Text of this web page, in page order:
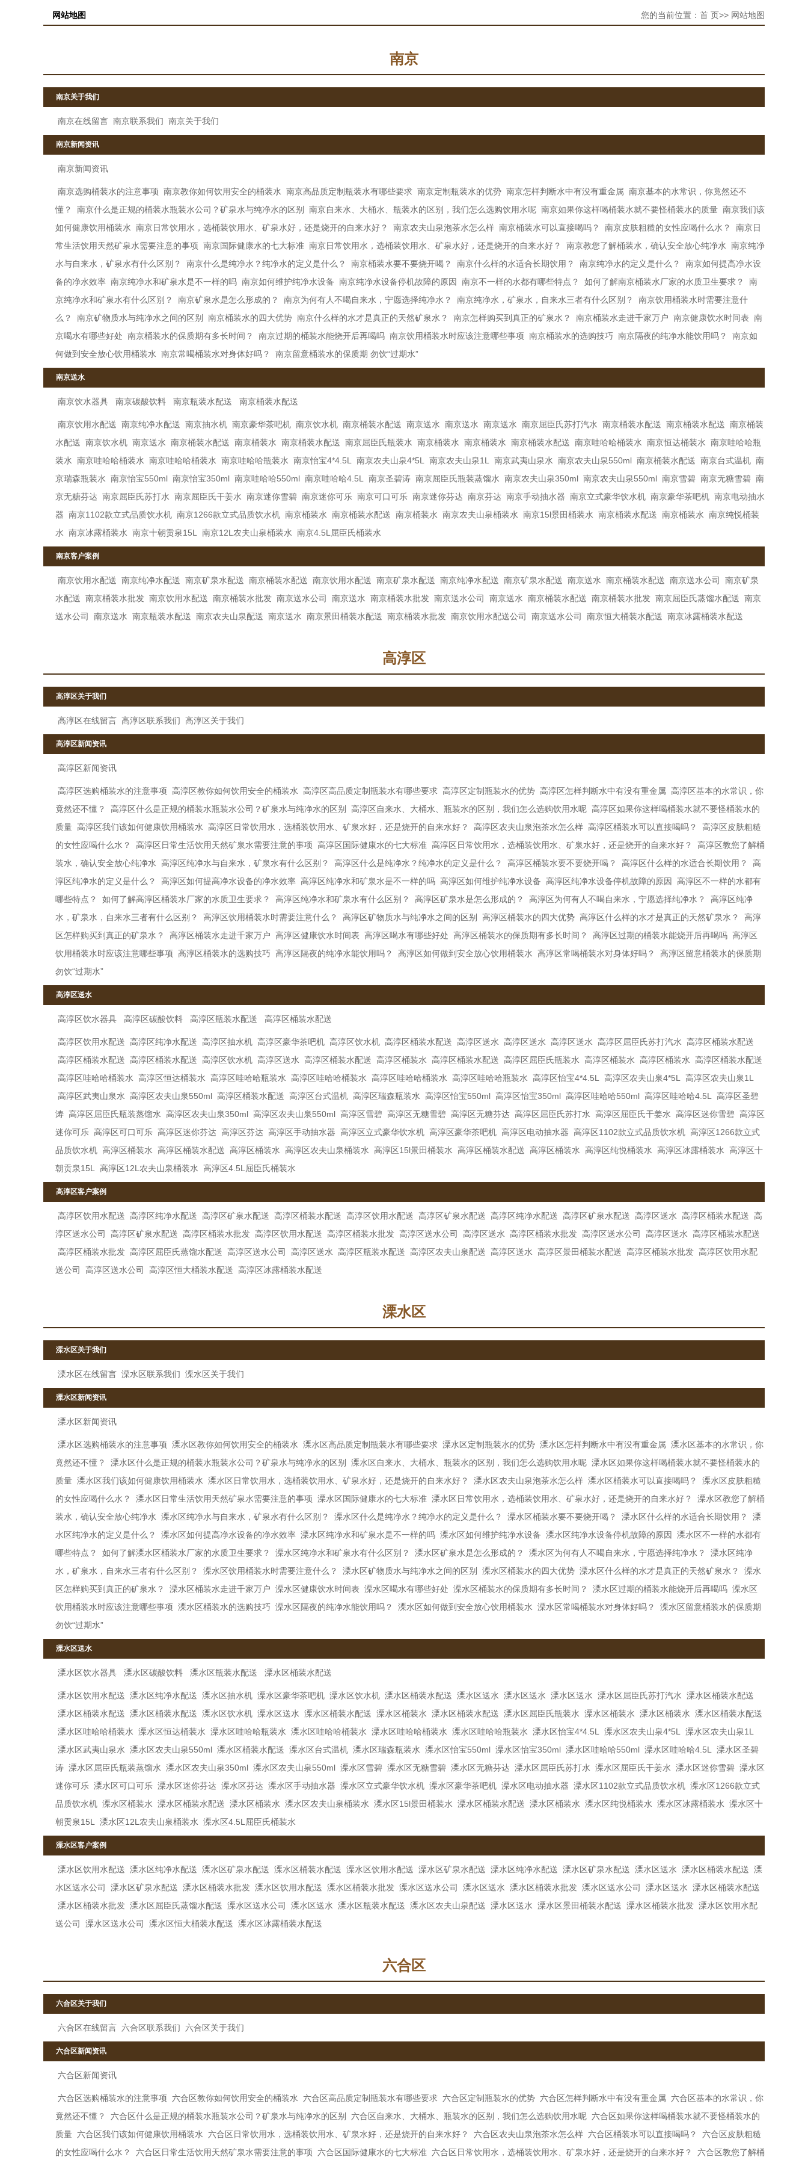
网站地图 您的当前位置： 首 页>> 网站地图
南京
南京关于我们
南京在线留言 南京联系我们 南京关于我们
南京新闻资讯
南京新闻资讯
南京选购桶装水的注意事项 南京教你如何饮用安全的桶装水 南京高品质定制瓶装水有哪些要求 南京定制瓶装水的优势 南京怎样判断水中有没有重金属 南京基本的水常识，你竟然还不
懂？
南京什么是正规的桶装水瓶装水公司？矿泉水与纯净水的区别 南京自来水、大桶水、瓶装水的区别，我们怎么选购饮用水呢 南京如果你这样喝桶装水​就不要怪桶装水的质量 南京我们该
如何健康饮用桶装水 南京日常饮用水，选桶装饮用水、矿泉水好，还是烧开的自来水好？ 南京农夫山泉泡茶水怎么样 南京桶装水可以直接喝吗？ 南京皮肤粗糙的女性应喝什么水？
南京日
常生活饮用天然矿泉水需要注意的事项 南京国际健康水的七大标准 南京日常饮用水，选桶装饮用水、矿泉水好，还是烧开的自来水好？ 南京教您了解桶装水，确认安全放心纯净水 南京纯净
水与自来水，矿泉水有什么区别？
南京什么是纯净水？纯净水的定义是什么？ 南京​桶装水要不要烧开喝？ 南京什么样的水适合长期饮用？ 南京纯净水的定义是什么？
南京如何提高净水设
备的净水效率 南京纯净水和矿泉水是不一样的吗 南京如何维护纯净水设备 南京纯净水设备停机故障的原因 南京不一样的水都有哪些特点？ 如何了解南京桶装水厂家的水质卫生要求？
南
京纯净水和矿泉水有什么区别？
南京矿泉水是怎么形成的？ 南京为何有人不喝自来水，宁愿选择纯净水？ 南京纯净水，矿泉水，自来水三者有什么区别？
南京饮用桶装水时需要注意什
么？
南京矿物质水与纯净水之间的区别 南京桶装水的四大优势 南京什么样的水才是真正的天然矿泉水？ 南京怎样购买到真正的矿泉水？ 南京桶装水走进千家万户 南京健康饮水时间表 南
京喝水有哪些好处 南京桶装水的保质期有多长时间？ 南京过期的桶装水能烧开后再喝吗 南京饮用桶装水时应该注意哪些事项 南京桶装水的选购技巧 南京隔夜的纯净水能饮用吗？
南京如
何做到安全放心饮用桶装水 南京常喝桶装水对身体好吗？ 南京留意桶装水的保质期 勿饮“过期水”
南京送水
南京饮水器具 南京碳酸饮料 南京瓶装水配送 南京桶装水配送
南京饮用水配送 南京纯净水配送 南京抽水机 南京豪华茶吧机 南京饮水机 南京桶装水配送 南京送水 南京送水 南京送水 南京屈臣氏苏打汽水 南京桶装水配送 南京桶装水配送 南京桶装
水配送 南京饮水机 南京送水 南京桶装水配送 南京桶装水 南京桶装水配送 南京屈臣氏瓶装水 南京桶装水 南京桶装水 南京桶装水配送 南京哇哈哈桶装水 南京恒达桶装水 南京哇哈哈瓶
装水 南京哇哈哈桶装水 南京哇哈哈桶装水 南京哇哈哈瓶装水 南京怡宝4*4.5L 南京农夫山泉4*5L 南京农夫山泉1L 南京武夷山泉水 南京农夫山泉550ml 南京桶装水配送 南京台式温机 南
京瑞森瓶装水 南京怡宝550ml 南京怡宝350ml 南京哇哈哈550ml 南京哇哈哈4.5L 南京圣碧涛 南京屈臣氏瓶装蒸馏水 南京农夫山泉350ml 南京农夫山泉550ml 南京雪碧 南京无糖雪碧 南
京无糖芬达 南京屈臣氏苏打水 南京屈臣氏干姜水 南京迷你雪碧 南京迷你可乐 南京可口可乐 南京迷你芬达 南京芬达 南京手动抽水器 南京立式豪华饮水机 南京豪华茶吧机 南京电动抽水
器 南京1102款立式品质饮水机 南京1266款立式品质饮水机 南京桶装水 南京桶装水配送 南京桶装水 南京农夫山泉桶装水 南京15l景田桶装水 南京桶装水配送 南京桶装水 南京纯悦桶装
水 南京冰露桶装水 南京十朝贡泉15L 南京12L农夫山泉桶装水 南京4.5L屈臣氏桶装水
南京客户案例
南京饮用水配送 南京纯净水配送 南京矿泉水配送 南京桶装水配送 南京饮用水配送 南京矿泉水配送 南京纯净水配送 南京矿泉水配送 南京送水 南京桶装水配送 南京送水公司
南京矿泉
水配送 南京桶装水批发 南京饮用水配送 南京桶装水批发 南京送水公司 南京送水 南京桶装水批发 南京送水公司 南京送水 南京桶装水配送 南京桶装水批发 南京屈臣氏蒸馏水配送 南京
送水公司
南京送水 南京瓶装水配送 南京农夫山泉配送 南京送水 南京景田桶装水配送 南京桶装水批发 南京饮用水配送公司 南京送水公司 南京恒大桶装水配送 南京冰露桶装水配送
高淳区
高淳区关于我们
高淳区在线留言 高淳区联系我们 高淳区关于我们
高淳区新闻资讯
高淳区新闻资讯
高淳区选购桶装水的注意事项 高淳区教你如何饮用安全的桶装水 高淳区高品质定制瓶装水有哪些要求 高淳区定制瓶装水的优势 高淳区怎样判断水中有没有重金属 高淳区基本的水常识，你
竟然还不懂？
高淳区什么是正规的桶装水瓶装水公司？矿泉水与纯净水的区别 高淳区自来水、大桶水、瓶装水的区别，我们怎么选购饮用水呢 高淳区如果你这样喝桶装水​就不要怪桶装水的
质量 高淳区我们该如何健康饮用桶装水 高淳区日常饮用水，选桶装饮用水、矿泉水好，还是烧开的自来水好？ 高淳区农夫山泉泡茶水怎么样 高淳区桶装水可以直接喝吗？
高淳区皮肤粗糙
的女性应喝什么水？
高淳区日常生活饮用天然矿泉水需要注意的事项 高淳区国际健康水的七大标准 高淳区日常饮用水，选桶装饮用水、矿泉水好，还是烧开的自来水好？
高淳区教您了解桶
装水，确认安全放心纯净水 高淳区纯净水与自来水，矿泉水有什么区别？ 高淳区什么是纯净水？纯净水的定义是什么？ 高淳区​桶装水要不要烧开喝？ 高淳区什么样的水适合长期饮用？
高
淳区纯净水的定义是什么？
高淳区如何提高净水设备的净水效率 高淳区纯净水和矿泉水是不一样的吗 高淳区如何维护纯净水设备 高淳区纯净水设备停机故障的原因
高淳区不一样的水都有
哪些特点？
如何了解高淳区桶装水厂家的水质卫生要求？ 高淳区纯净水和矿泉水有什么区别？ 高淳区矿泉水是怎么形成的？ 高淳区为何有人不喝自来水，宁愿选择纯净水？
高淳区纯净
水，矿泉水，自来水三者有什么区别？
高淳区饮用桶装水时需要注意什么？ 高淳区矿物质水与纯净水之间的区别 高淳区桶装水的四大优势 高淳区什么样的水才是真正的天然矿泉水？
高淳
区怎样购买到真正的矿泉水？
高淳区桶装水走进千家万户 高淳区健康饮水时间表 高淳区喝水有哪些好处 高淳区桶装水的保质期有多长时间？ 高淳区过期的桶装水能烧开后再喝吗 高淳区
饮用桶装水时应该注意哪些事项 高淳区桶装水的选购技巧 高淳区隔夜的纯净水能饮用吗？ 高淳区如何做到安全放心饮用桶装水 高淳区常喝桶装水对身体好吗？
高淳区留意桶装水的保质期
勿饮“过期水”
高淳区送水
高淳区饮水器具 高淳区碳酸饮料 高淳区瓶装水配送 高淳区桶装水配送
高淳区饮用水配送 高淳区纯净水配送 高淳区抽水机 高淳区豪华茶吧机 高淳区饮水机 高淳区桶装水配送 高淳区送水 高淳区送水 高淳区送水 高淳区屈臣氏苏打汽水 高淳区桶装水配送
高淳区桶装水配送 高淳区桶装水配送 高淳区饮水机 高淳区送水 高淳区桶装水配送 高淳区桶装水 高淳区桶装水配送 高淳区屈臣氏瓶装水 高淳区桶装水 高淳区桶装水 高淳区桶装水配送
高淳区哇哈哈桶装水 高淳区恒达桶装水 高淳区哇哈哈瓶装水 高淳区哇哈哈桶装水 高淳区哇哈哈桶装水 高淳区哇哈哈瓶装水 高淳区怡宝4*4.5L 高淳区农夫山泉4*5L
高淳区农夫山泉1L
高淳区武夷山泉水 高淳区农夫山泉550ml 高淳区桶装水配送 高淳区台式温机 高淳区瑞森瓶装水 高淳区怡宝550ml 高淳区怡宝350ml 高淳区哇哈哈550ml 高淳区哇哈哈4.5L
高淳区圣碧
涛 高淳区屈臣氏瓶装蒸馏水 高淳区农夫山泉350ml 高淳区农夫山泉550ml 高淳区雪碧 高淳区无糖雪碧 高淳区无糖芬达 高淳区屈臣氏苏打水 高淳区屈臣氏干姜水 高淳区迷你雪碧 高淳区
迷你可乐 高淳区可口可乐 高淳区迷你芬达 高淳区芬达 高淳区手动抽水器 高淳区立式豪华饮水机 高淳区豪华茶吧机 高淳区电动抽水器 高淳区1102款立式品质饮水机 高淳区1266款立式
品质饮水机 高淳区桶装水 高淳区桶装水配送 高淳区桶装水 高淳区农夫山泉桶装水 高淳区15l景田桶装水 高淳区桶装水配送 高淳区桶装水 高淳区纯悦桶装水 高淳区冰露桶装水 高淳区十
朝贡泉15L
高淳区12L农夫山泉桶装水 高淳区4.5L屈臣氏桶装水
高淳区客户案例
高淳区饮用水配送 高淳区纯净水配送 高淳区矿泉水配送 高淳区桶装水配送 高淳区饮用水配送 高淳区矿泉水配送 高淳区纯净水配送 高淳区矿泉水配送 高淳区送水 高淳区桶装水配送 高
淳区送水公司
高淳区矿泉水配送 高淳区桶装水批发 高淳区饮用水配送 高淳区桶装水批发 高淳区送水公司 高淳区送水 高淳区桶装水批发 高淳区送水公司 高淳区送水 高淳区桶装水配送
高淳区桶装水批发 高淳区屈臣氏蒸馏水配送 高淳区送水公司 高淳区送水 高淳区瓶装水配送 高淳区农夫山泉配送 高淳区送水 高淳区景田桶装水配送 高淳区桶装水批发 高淳区饮用水配
送公司
高淳区送水公司 高淳区恒大桶装水配送 高淳区冰露桶装水配送
溧水区
溧水区关于我们
溧水区在线留言 溧水区联系我们 溧水区关于我们
溧水区新闻资讯
溧水区新闻资讯
溧水区选购桶装水的注意事项 溧水区教你如何饮用安全的桶装水 溧水区高品质定制瓶装水有哪些要求 溧水区定制瓶装水的优势 溧水区怎样判断水中有没有重金属 溧水区基本的水常识，你
竟然还不懂？
溧水区什么是正规的桶装水瓶装水公司？矿泉水与纯净水的区别 溧水区自来水、大桶水、瓶装水的区别，我们怎么选购饮用水呢 溧水区如果你这样喝桶装水​就不要怪桶装水的
质量 溧水区我们该如何健康饮用桶装水 溧水区日常饮用水，选桶装饮用水、矿泉水好，还是烧开的自来水好？ 溧水区农夫山泉泡茶水怎么样 溧水区桶装水可以直接喝吗？
溧水区皮肤粗糙
的女性应喝什么水？
溧水区日常生活饮用天然矿泉水需要注意的事项 溧水区国际健康水的七大标准 溧水区日常饮用水，选桶装饮用水、矿泉水好，还是烧开的自来水好？
溧水区教您了解桶
装水，确认安全放心纯净水 溧水区纯净水与自来水，矿泉水有什么区别？ 溧水区什么是纯净水？纯净水的定义是什么？ 溧水区​桶装水要不要烧开喝？ 溧水区什么样的水适合长期饮用？
溧
水区纯净水的定义是什么？
溧水区如何提高净水设备的净水效率 溧水区纯净水和矿泉水是不一样的吗 溧水区如何维护纯净水设备 溧水区纯净水设备停机故障的原因
溧水区不一样的水都有
哪些特点？
如何了解溧水区桶装水厂家的水质卫生要求？ 溧水区纯净水和矿泉水有什么区别？ 溧水区矿泉水是怎么形成的？ 溧水区为何有人不喝自来水，宁愿选择纯净水？
溧水区纯净
水，矿泉水，自来水三者有什么区别？
溧水区饮用桶装水时需要注意什么？ 溧水区矿物质水与纯净水之间的区别 溧水区桶装水的四大优势 溧水区什么样的水才是真正的天然矿泉水？
溧水
区怎样购买到真正的矿泉水？
溧水区桶装水走进千家万户 溧水区健康饮水时间表 溧水区喝水有哪些好处 溧水区桶装水的保质期有多长时间？ 溧水区过期的桶装水能烧开后再喝吗 溧水区
饮用桶装水时应该注意哪些事项 溧水区桶装水的选购技巧 溧水区隔夜的纯净水能饮用吗？ 溧水区如何做到安全放心饮用桶装水 溧水区常喝桶装水对身体好吗？
溧水区留意桶装水的保质期
勿饮“过期水”
溧水区送水
溧水区饮水器具 溧水区碳酸饮料 溧水区瓶装水配送 溧水区桶装水配送
溧水区饮用水配送 溧水区纯净水配送 溧水区抽水机 溧水区豪华茶吧机 溧水区饮水机 溧水区桶装水配送 溧水区送水 溧水区送水 溧水区送水 溧水区屈臣氏苏打汽水 溧水区桶装水配送
溧水区桶装水配送 溧水区桶装水配送 溧水区饮水机 溧水区送水 溧水区桶装水配送 溧水区桶装水 溧水区桶装水配送 溧水区屈臣氏瓶装水 溧水区桶装水 溧水区桶装水 溧水区桶装水配送
溧水区哇哈哈桶装水 溧水区恒达桶装水 溧水区哇哈哈瓶装水 溧水区哇哈哈桶装水 溧水区哇哈哈桶装水 溧水区哇哈哈瓶装水 溧水区怡宝4*4.5L 溧水区农夫山泉4*5L
溧水区农夫山泉1L
溧水区武夷山泉水 溧水区农夫山泉550ml 溧水区桶装水配送 溧水区台式温机 溧水区瑞森瓶装水 溧水区怡宝550ml 溧水区怡宝350ml 溧水区哇哈哈550ml 溧水区哇哈哈4.5L
溧水区圣碧
涛 溧水区屈臣氏瓶装蒸馏水 溧水区农夫山泉350ml 溧水区农夫山泉550ml 溧水区雪碧 溧水区无糖雪碧 溧水区无糖芬达 溧水区屈臣氏苏打水 溧水区屈臣氏干姜水 溧水区迷你雪碧 溧水区
迷你可乐 溧水区可口可乐 溧水区迷你芬达 溧水区芬达 溧水区手动抽水器 溧水区立式豪华饮水机 溧水区豪华茶吧机 溧水区电动抽水器 溧水区1102款立式品质饮水机 溧水区1266款立式
品质饮水机 溧水区桶装水 溧水区桶装水配送 溧水区桶装水 溧水区农夫山泉桶装水 溧水区15l景田桶装水 溧水区桶装水配送 溧水区桶装水 溧水区纯悦桶装水 溧水区冰露桶装水 溧水区十
朝贡泉15L
溧水区12L农夫山泉桶装水 溧水区4.5L屈臣氏桶装水
溧水区客户案例
溧水区饮用水配送 溧水区纯净水配送 溧水区矿泉水配送 溧水区桶装水配送 溧水区饮用水配送 溧水区矿泉水配送 溧水区纯净水配送 溧水区矿泉水配送 溧水区送水 溧水区桶装水配送 溧
水区送水公司
溧水区矿泉水配送 溧水区桶装水批发 溧水区饮用水配送 溧水区桶装水批发 溧水区送水公司 溧水区送水 溧水区桶装水批发 溧水区送水公司 溧水区送水 溧水区桶装水配送
溧水区桶装水批发 溧水区屈臣氏蒸馏水配送 溧水区送水公司 溧水区送水 溧水区瓶装水配送 溧水区农夫山泉配送 溧水区送水 溧水区景田桶装水配送 溧水区桶装水批发 溧水区饮用水配
送公司
溧水区送水公司 溧水区恒大桶装水配送 溧水区冰露桶装水配送
六合区
六合区关于我们
六合区在线留言 六合区联系我们 六合区关于我们
六合区新闻资讯
六合区新闻资讯
六合区选购桶装水的注意事项 六合区教你如何饮用安全的桶装水 六合区高品质定制瓶装水有哪些要求 六合区定制瓶装水的优势 六合区怎样判断水中有没有重金属 六合区基本的水常识，你
竟然还不懂？
六合区什么是正规的桶装水瓶装水公司？矿泉水与纯净水的区别 六合区自来水、大桶水、瓶装水的区别，我们怎么选购饮用水呢 六合区如果你这样喝桶装水​就不要怪桶装水的
质量 六合区我们该如何健康饮用桶装水 六合区日常饮用水，选桶装饮用水、矿泉水好，还是烧开的自来水好？ 六合区农夫山泉泡茶水怎么样 六合区桶装水可以直接喝吗？
六合区皮肤粗糙
的女性应喝什么水？
六合区日常生活饮用天然矿泉水需要注意的事项 六合区国际健康水的七大标准 六合区日常饮用水，选桶装饮用水、矿泉水好，还是烧开的自来水好？ 六合区教您了解桶